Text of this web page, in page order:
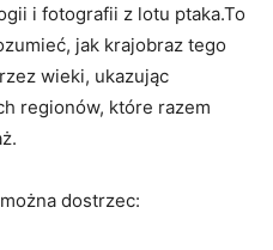
i fotografii z lotu ptaka.To
jak krajobraz tego
wieki, ukazując
regionów, które razem
dostrzec: